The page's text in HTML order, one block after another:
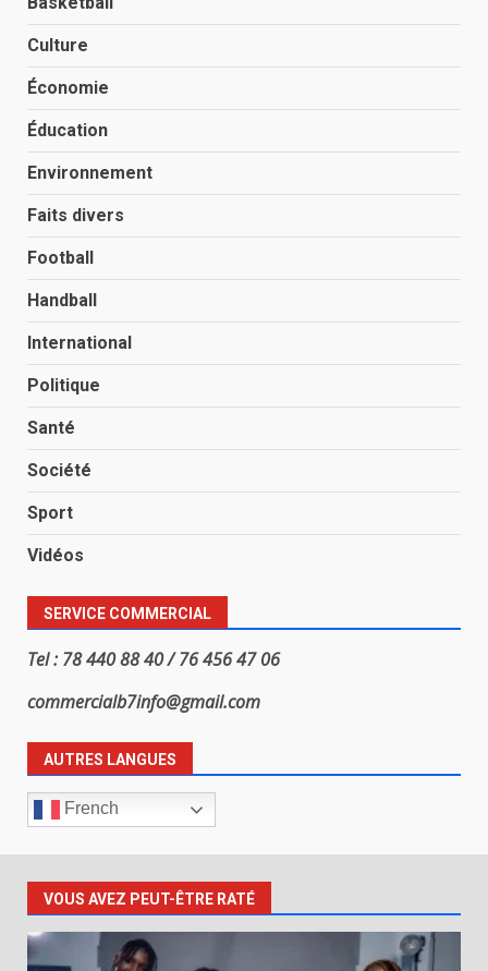
Culture
Économie
Éducation
Environnement
Faits divers
Football
Handball
International
Politique
Santé
Société
Sport
Vidéos
SERVICE COMMERCIAL
Tel : 78 440 88 40 / 76 456 47 06
commercialb7info@gmail.com
AUTRES LANGUES
French
VOUS AVEZ PEUT-ÊTRE RATÉ